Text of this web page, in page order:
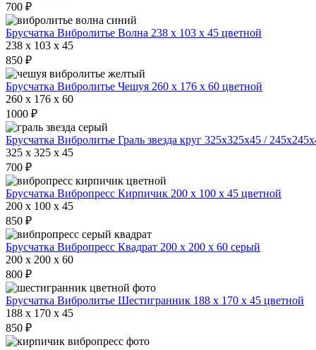
700 ₽
Брусчатка Вибролитье Волна 238 х 103 х 45 цветной
238 x 103 x 45
850 ₽
Брусчатка Вибролитье Чешуя 260 х 176 х 60 цветной
260 x 176 x 60
1000 ₽
Брусчатка Вибролитье Граль звезда круг 325х325х45 /
325 x 325 x 45
700 ₽
Брусчатка Вибропресс Кирпичик 200 х 100 х 45 цветной
200 x 100 x 45
850 ₽
Брусчатка Вибропресс Квадрат 200 х 200 х 60 серый
200 x 200 x 60
800 ₽
Брусчатка Вибролитье Шестигранник 188 х 170 х 45 цветной
188 x 170 x 45
850 ₽